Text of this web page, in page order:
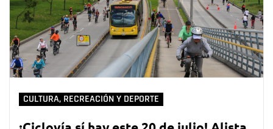
CULTURA, RECREACIÓN Y DEPORTE